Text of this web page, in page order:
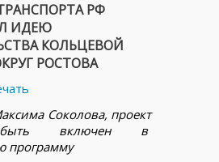
РФ
ИДЕЮ
КОЛЬЦЕВОЙ
РОСТОВА
Соколова, проект
включен в
программу